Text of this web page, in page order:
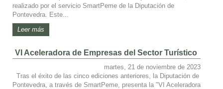
realizado por el servicio SmartPeme de la Diputación de
Pontevedra. Este...
Leer más
VI Aceleradora de Empresas del Sector Turístico
martes, 21 de noviembre de 2023
Tras el éxito de las cinco ediciones anteriores, la Diputación de
Pontevedra, a través de SmartPeme, presenta la "VI Aceleradora